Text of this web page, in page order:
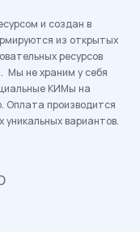
и создан в
из открытых
ресурсов
Мы не храним у себя
КИМы на
Оплата производится
уникальных вариантов.